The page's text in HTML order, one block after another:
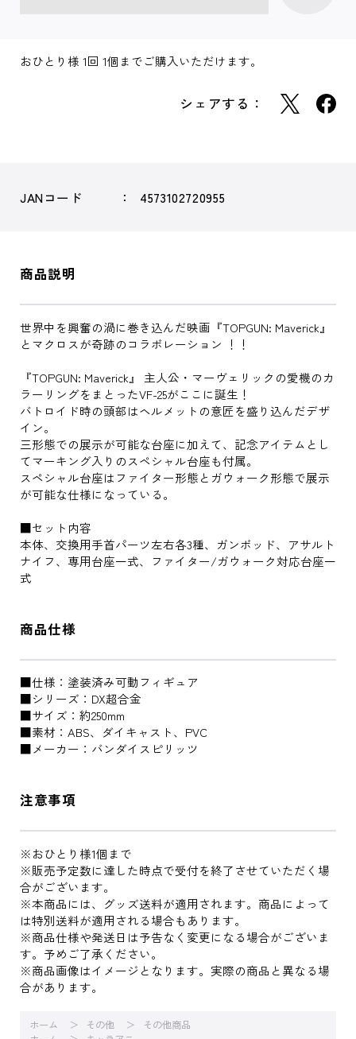
おひとり様 1回 1個までご購入いただけます。
シェアする：
JANコード 4573102720955
商品説明
世界中を興奮の渦に巻き込んだ映画『TOPGUN: Maverick』
とマクロスが奇跡のコラボレーション ！！
『TOPGUN: Maverick』 主人公・マーヴェリックの愛機のカ
ラーリングをまとったVF-25がここに誕生！
バトロイド時の頭部はヘルメットの意匠を盛り込んだデザ
イン。
三形態での展示が可能な台座に加えて、記念アイテムとし
てマーキング入りのスペシャル台座も付属。
スペシャル台座はファイター形態とガウォーク形態で展示
が可能な仕様になっている。
■セット内容
本体、交換用手首パーツ左右各3種、ガンボッド、アサルト
ナイフ、専用台座一式、ファイター/ガウォーク対応台座一
式
商品仕様
■仕様：塗装済み可動フィギュア
■シリーズ：DX超合金
■サイズ：約250mm
■素材：ABS、ダイキャスト、PVC
■メーカー：バンダイスピリッツ
注意事項
※おひとり様1個まで
※販売予定数に達した時点で受付を終了させていただく場
合がございます。
※本商品には、グッズ送料が適用されます。商品によって
は特別送料が適用される場合もあります。
※商品仕様や発送日は予告なく変更になる場合がございま
す。予めご了承ください。
※商品画像はイメージとなります。実際の商品と異なる場
合があります。
ホーム その他
その他商品